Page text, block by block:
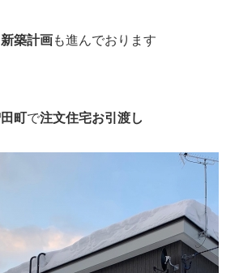
築計画も進んでおります
町で注文住宅お引渡し